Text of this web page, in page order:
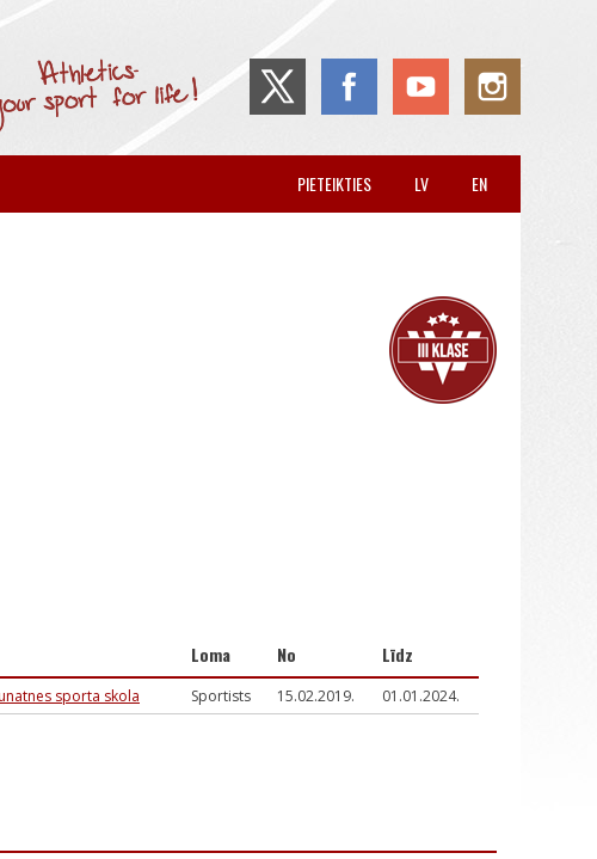
EN
LV
PIETEIKTIES
Loma No Līdz
sporta skola Sportists 15.02.2019. 01.01.2024.